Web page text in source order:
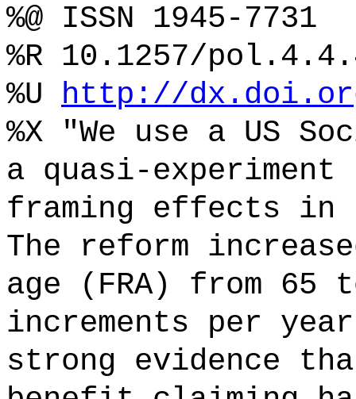
%@ ISSN 1945-7731
%R 10.1257/
%U http://
%X "We use a US
a quasi-
framing effects in
The reform
age (FRA) from 65
increments per
strong evidence